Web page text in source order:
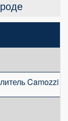
Camozzi